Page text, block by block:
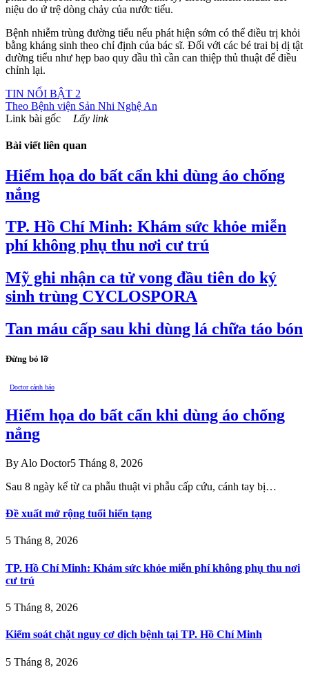
niệu do ứ trệ dòng chảy của nước tiểu.
Bệnh nhiễm trùng đường tiểu nếu phát hiện sớm có thể điều trị khỏi
bằng kháng sinh theo chỉ định của bác sĩ. Đối với các bé trai bị dị tật
đường tiểu như hẹp bao quy đầu thì cần can thiệp thủ thuật để điều
chỉnh lại.
TIN NỔI BẬT 2
Theo Bệnh viện Sản Nhi Nghệ An
Link bài gốc
Lấy link
Bài viết liên quan
Hiểm họa do bất cẩn khi dùng áo chống
nắng
TP. Hồ Chí Minh: Khám sức khỏe miễn
phí không phụ thu nơi cư trú
Mỹ ghi nhận ca tử vong đầu tiên do ký
sinh trùng CYCLOSPORA
Tan máu cấp sau khi dùng lá chữa táo bón
Đừng bỏ lỡ
Doctor cảnh báo
Hiểm họa do bất cẩn khi dùng áo chống
nắng
By Alo Doctor5 Tháng 8, 2026
Sau 8 ngày kể từ ca phẫu thuật vi phẫu cấp cứu, cánh tay bị…
Đề xuất mở rộng tuổi hiến tạng
5 Tháng 8, 2026
TP. Hồ Chí Minh: Khám sức khỏe miễn phí không phụ thu nơi
cư trú
5 Tháng 8, 2026
Kiểm soát chặt nguy cơ dịch bệnh tại TP. Hồ Chí Minh
5 Tháng 8, 2026